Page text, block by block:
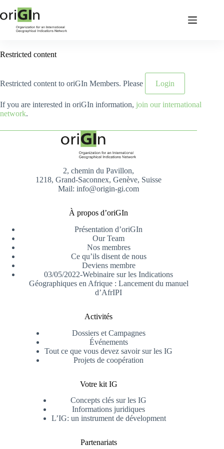
Restricted content
Restricted content to oriGIn Members. Please Login
If you are interested in oriGIn information, join our international
network.
2, chemin du Pavillon,
1218, Grand-Saconnex, Genève, Suisse
Mail: info@origin-gi.com
À propos d’oriGIn
Présentation d’oriGIn
Our Team
Nos membres
Ce qu’ils disent de nous
Deviens membre
03/05/2022-Webinaire sur les Indications
Géographiques en Afrique : Lancement du manuel
d’AfrIPI
Activités
Dossiers et Campagnes
Événements
Tout ce que vous devez savoir sur les IG
Projets de coopération
Votre kit IG
Concepts clés sur les IG
Informations juridiques
L’IG: un instrument de dévelopment
Partenariats